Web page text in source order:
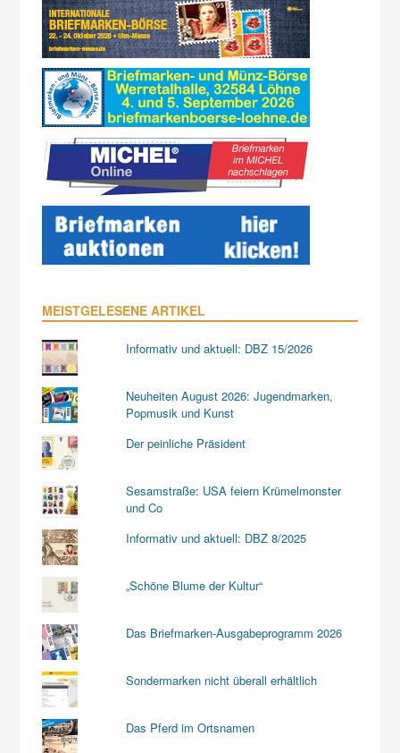
MEISTGELESENE ARTIKEL
Informativ und aktuell: DBZ 15/2026
Neuheiten August 2026: Jugendmarken,
Popmusik und Kunst
Der peinliche Präsident
Sesamstraße: USA feiern Krümelmonster
und Co
Informativ und aktuell: DBZ 8/2025
„Schöne Blume der Kultur“
Das Briefmarken-Ausgabeprogramm 2026
Sondermarken nicht überall erhältlich
Das Pferd im Ortsnamen